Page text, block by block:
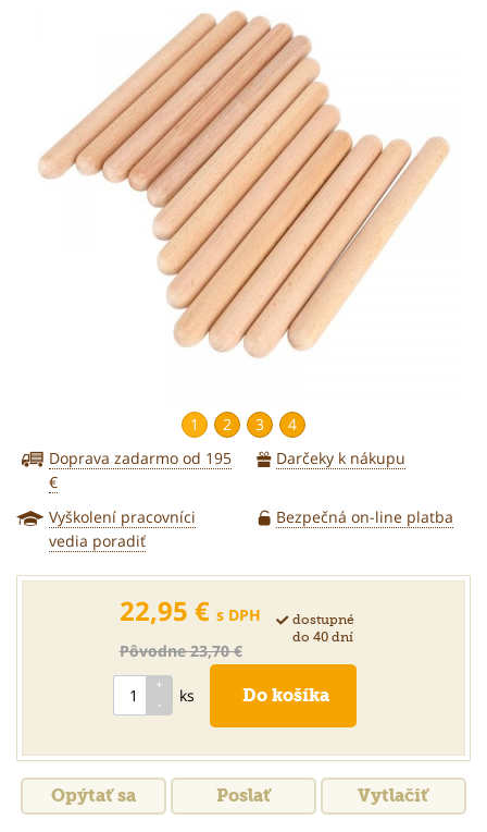
1 2 3 4
Doprava zadarmo od 195
€
Darčeky k nákupu
Vyškolení pracovníci
vedia poradiť
Bezpečná on-line platba
22,95 € s DPH
Pôvodne 23,70 €
dostupné
do 40 dní
ks
Opýtať sa Poslať Vytlačiť